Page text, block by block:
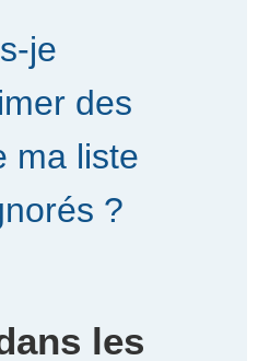
je
des
ma liste
?
les